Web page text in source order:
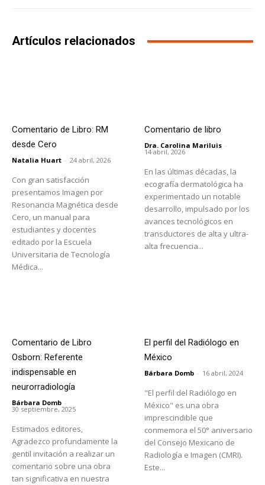
Artículos relacionados
Comentario de Libro: RM
desde Cero
Natalia Huart - 24 abril, 2026
Con gran satisfacción
presentamos Imagen por
Resonancia Magnética desde
Cero, un manual para
estudiantes y docentes
editado por la Escuela
Universitaria de Tecnología
Médica...
Comentario de libro
Dra. Carolina Mariluis -
14 abril, 2026
En las últimas décadas, la
ecografía dermatológica ha
experimentado un notable
desarrollo, impulsado por los
avances tecnológicos en
transductores de alta y ultra-
alta frecuencia...
Comentario de Libro
Osborn: Referente
indispensable en
neurorradiología
Bárbara Domb -
30 septiembre, 2025
Estimados editores,
Agradezco profundamente la
gentil invitación a realizar un
comentario sobre una obra
tan significativa en nuestra
El perfil del Radiólogo en
México
Bárbara Domb - 16 abril, 2024
"El perfil del Radiólogo en
México" es una obra
imprescindible que
conmemora el 50° aniversario
del Consejo Mexicano de
Radiología e Imagen (CMRI).
Este...